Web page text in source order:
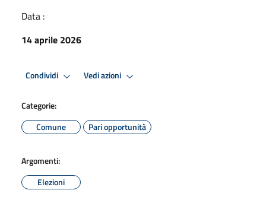
Data :
14 aprile 2026
Condividi Vedi azioni
Categorie:
Comune
Pari opportunità
Argomenti:
Elezioni